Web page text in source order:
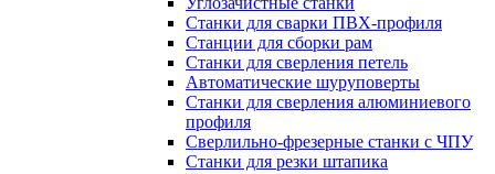
Станки для сварки ПВХ-профиля
Станции для сборки рам
Станки для сверления петель
Автоматические шуруповерты
Станки для сверления алюминиевого
профиля
Сверлильно-фрезерные станки с ЧПУ
Станки для резки штапика